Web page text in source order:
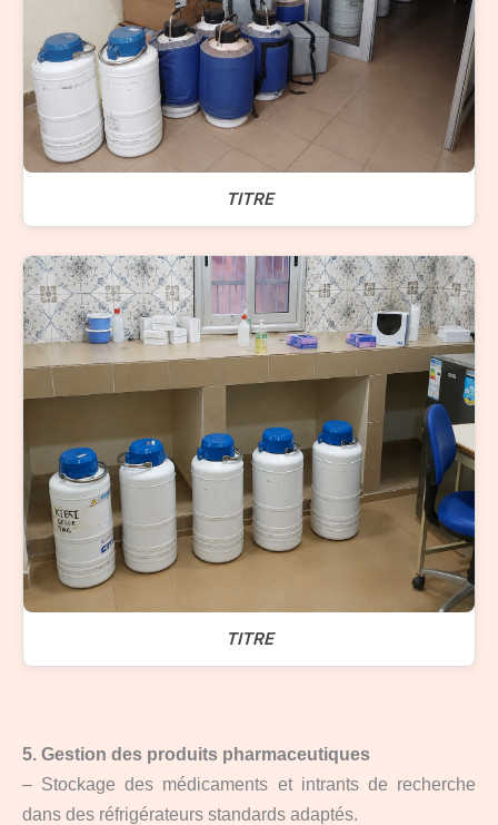
TITRE
TITRE
5. Gestion des produits pharmaceutiques
– Stockage des médicaments et intrants de recherche
dans des réfrigérateurs standards adaptés.